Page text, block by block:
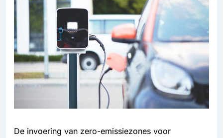
De invoering van zero-emissiezones voor